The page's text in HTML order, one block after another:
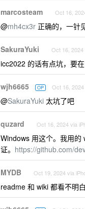
marcosteam Oct 16,
@mh4cx3r 正确的，一针
SakuraYuki Oct 16, 2024
icc2022 的话有点坑，要
wjh6665 OP Oct 16, 2024
@SakuraYuki 太坑了吧
quzard Oct 16, 2024 via
Windows 用这个。我用的
证。 https://github.com/
MYDB Oct 19, 2024 via
readme 和 wiki 都看不明